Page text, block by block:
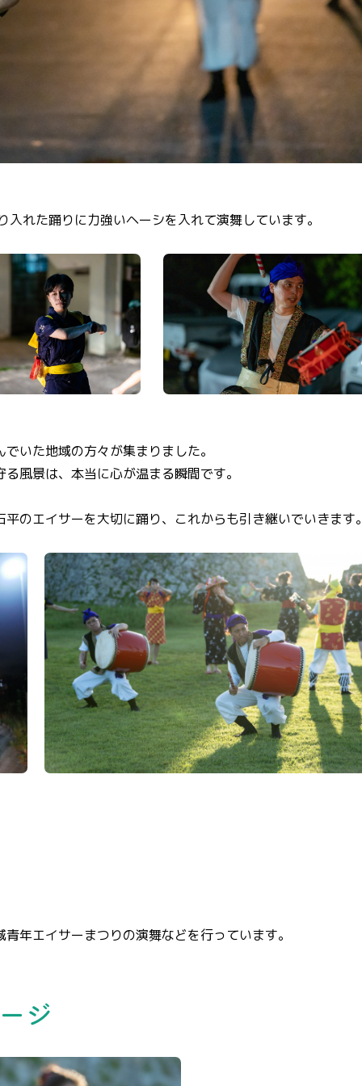
れた踊りに力強いヘーシを入れて演舞しています。
いた地域の方々が集まりました。
風景は、本当に心が温まる瞬間です。
のエイサーを大切に踊り、これからも引き継いでいきます
年エイサーまつりの演舞などを行っています。
ジ